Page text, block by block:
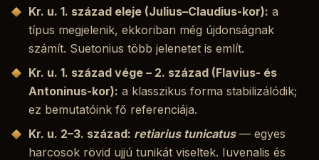
Kr. u. 1. század eleje (Julius–Claudius-kor): a
típus megjelenik, ekkoriban még újdonságnak
számít. Suetonius több jelenetet is említ.
Kr. u. 1. század vége – 2. század (Flavius- és
Antoninus-kor): a klasszikus forma stabilizálódik;
ez bemutatóink fő referenciája.
Kr. u. 2–3. század: retiarius tunicatus— egyes
harcosok rövid ujjú tunikát viseltek. Iuvenalis és